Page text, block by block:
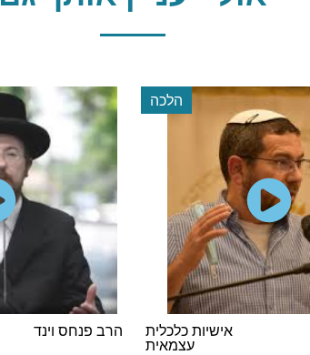
הלכה
אישיות כלכלית
עצמאית
הרב פנחס וינד